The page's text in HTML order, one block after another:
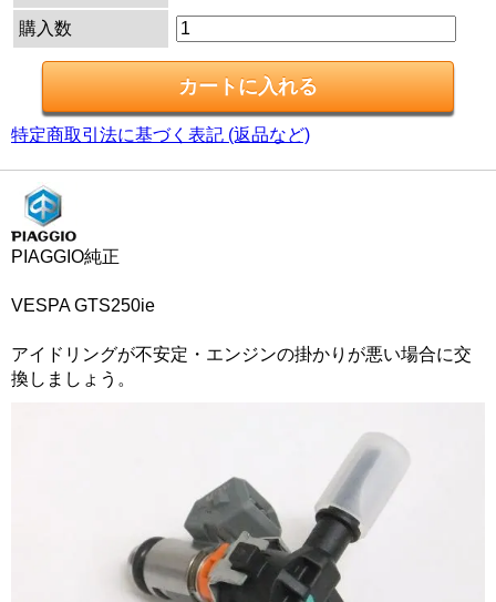
購入数
特定商取引法に基づく表記 (返品など)
PIAGGIO純正
VESPA GTS250ie
アイドリングが不安定・エンジンの掛かりが悪い場合に交
換しましょう。